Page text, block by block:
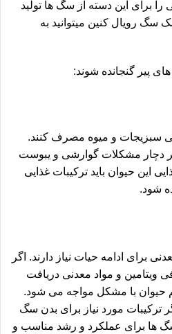
را برای این دسته از سگ ها تولید
سگ رویال کنین میتوانید به
پیر گنجانده شوند:
سبزیجات و میوه مصرف کنند.
دچار مشکلات گوارشی و یبوست
این حیوان باید ترکیبات غذایی
شود.
برای ادامه حیات نیاز دارند. اگر
ویتامین و مواد معدنی دریافت
حیوان با مشکل مواجه می شود.
ترکیبات مورد نیاز برای بدن سگ
ها برای عملکرد و رشد مناسب و